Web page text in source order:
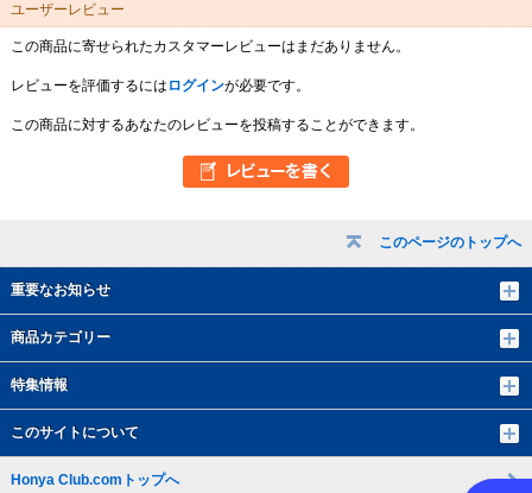
このページのトップへ
重要なお知らせ
商品カテゴリー
特集情報
このサイトについて
ユーザーレビュー
この商品に寄せられたカスタマーレビューはまだありません。
レビューを評価するには ログインが必要です。
この商品に対するあなたのレビューを投稿することができます。
Honya Club.comトップへ